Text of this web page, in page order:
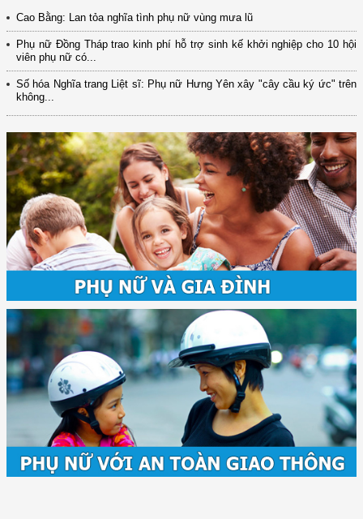
Cao Bằng: Lan tỏa nghĩa tình phụ nữ vùng mưa lũ
Phụ nữ Đồng Tháp trao kinh phí hỗ trợ sinh kế khởi nghiệp cho 10 hội
viên phụ nữ có...
Số hóa Nghĩa trang Liệt sĩ: Phụ nữ Hưng Yên xây "cây cầu ký ức" trên
không...